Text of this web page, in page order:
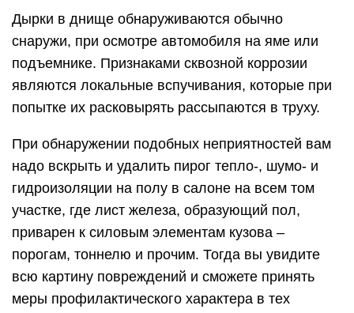
Дырки в днище обнаруживаются обычно
снаружи, при осмотре автомобиля на яме или
подъемнике. Признаками сквозной коррозии
являются локальные вспучивания, которые при
попытке их расковырять рассыпаются в труху.
При обнаружении подобных неприятностей вам
надо вскрыть и удалить пирог тепло-, шумо- и
гидроизоляции на полу в салоне на всем том
участке, где лист железа, образующий пол,
приварен к силовым элементам кузова –
порогам, тоннелю и прочим. Тогда вы увидите
всю картину повреждений и сможете принять
меры профилактического характера в тех